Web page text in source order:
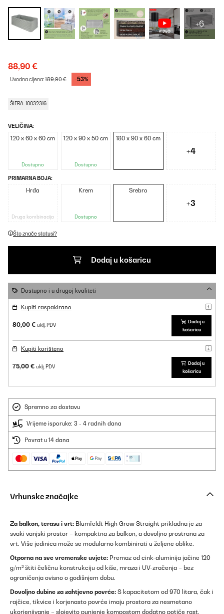
+6
88,90 €
Uvodna cijena:189,90 € -53%
ŠIFRA: 10032316
VELIČINA:
120 x 60 x 60 cm
Dostupno
120 x 90 x 50 cm
Dostupno
180 x 90 x 60 cm
+4
PRIMARNA BOJA:
Hrđa
Druga kombinacija
Krem
Dostupno
Srebro
+3
Što znače statusi?
Dodaj u košaricu
Dostupno i u drugoj kvaliteti
Kupiti raspakirano
80,00 € uklj. PDV
Dodaj u
košaricu
Kupiti korišteno
75,00 € uklj. PDV
Dodaj u
košaricu
Spremno za dostavu
Vrijeme isporuke: 3 - 4 radnih dana
Povrat u 14 dana
Vrhunske značajke
Za balkon, terasu i vrt: Blumfeldt High Grow Straight prikladna je za
svaki vanjski prostor – kompaktna za balkon, a dovoljno prostrana za
vrt. Više jedinica može se modularno kombinirati u željene oblike.
Otporna na sve vremenske uvjete: Premaz od cink-aluminija jačine 120
g/m² štiti čeličnu konstrukciju od kiše, mraza i UV-zračenja – bez
ograničenja ovisno o godišnjem dobu.
Dovoljno dubine za zahtjevno povrće: S kapacitetom od 970 litara, čak i
rajčice, tikvice i korjenasto povrće imaju prostora za nesmetano
ukorjenjivanje – slojevito punjenje kompostom dodatno potiče rast.